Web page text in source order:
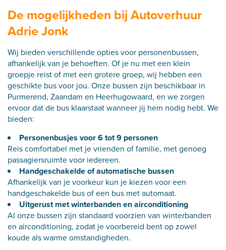
De mogelijkheden bij Autoverhuur
Adrie Jonk
Wij bieden verschillende opties voor personenbussen,
afhankelijk van je behoeften. Of je nu met een klein
groepje reist of met een grotere groep, wij hebben een
geschikte bus voor jou. Onze bussen zijn beschikbaar in
Purmerend, Zaandam en Heerhugowaard, en we zorgen
ervoor dat de bus klaarstaat wanneer jij hem nodig hebt. We
bieden:
Personenbusjes voor 6 tot 9 personen
Reis comfortabel met je vrienden of familie, met genoeg
passagiersruimte voor iedereen.
Handgeschakelde of automatische bussen
Afhankelijk van je voorkeur kun je kiezen voor een
handgeschakelde bus of een bus met automaat.
Uitgerust met winterbanden en airconditioning
Al onze bussen zijn standaard voorzien van winterbanden
en airconditioning, zodat je voorbereid bent op zowel
koude als warme omstandigheden.